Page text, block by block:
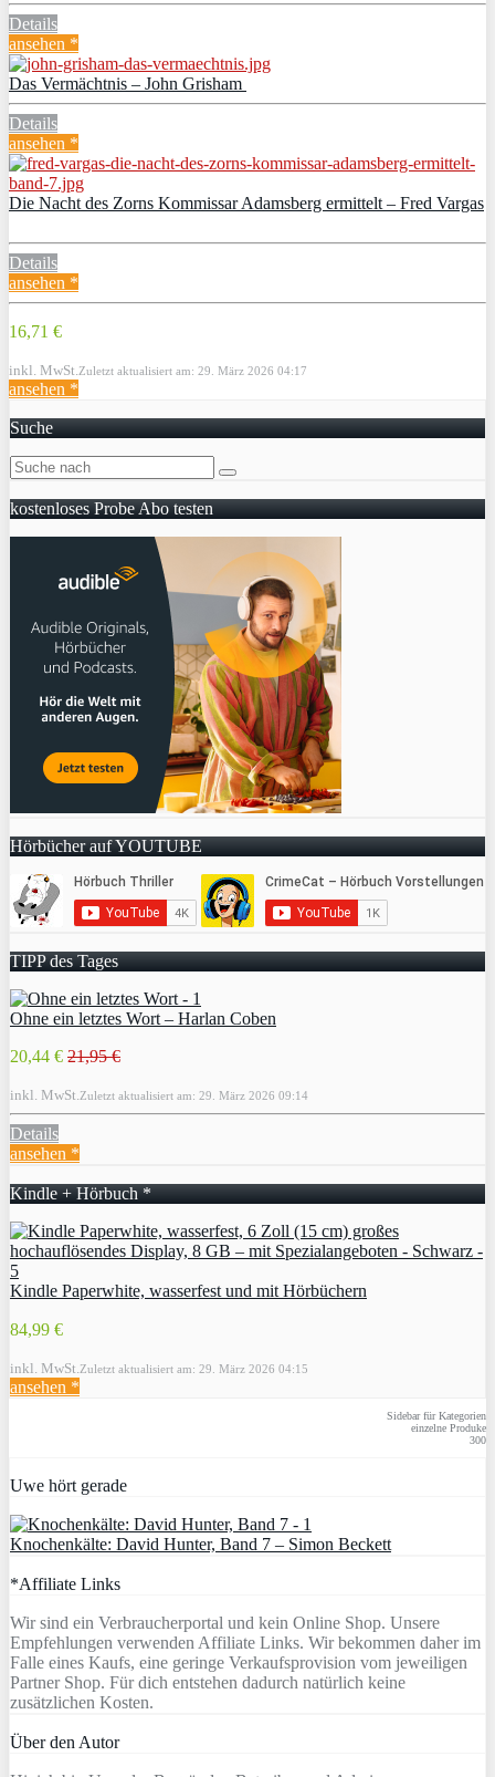
Details
ansehen *
Das Vermächtnis – John Grisham
Details
ansehen *
Die Nacht des Zorns Kommissar Adamsberg ermittelt – Fred Vargas
Details
ansehen *
16,71 €
inkl. MwSt. Zuletzt aktualisiert am: 29. März 2026 04:17
ansehen *
Suche
kostenloses Probe Abo testen
Hörbücher auf YOUTUBE
TIPP des Tages
Ohne ein letztes Wort – Harlan Coben
20,44 € 21,95 €
inkl. MwSt. Zuletzt aktualisiert am: 29. März 2026 09:14
Details
ansehen *
Kindle + Hörbuch *
Kindle Paperwhite, wasserfest und mit Hörbüchern
84,99 €
inkl. MwSt. Zuletzt aktualisiert am: 29. März 2026 04:15
ansehen *
Sidebar für Kategorien
einzelne Produke
300
Uwe hört gerade
Knochenkälte: David Hunter, Band 7 – Simon Beckett
*Affiliate Links
Wir sind ein Verbraucherportal und kein Online Shop. Unsere
Empfehlungen verwenden Affiliate Links. Wir bekommen daher im
Falle eines Kaufs, eine geringe Verkaufsprovision vom jeweiligen
Partner Shop. Für dich entstehen dadurch natürlich keine
zusätzlichen Kosten.
Über den Autor